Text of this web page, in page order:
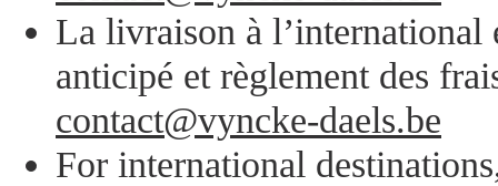
La livraison à l’international
anticipé et règlement des
contact@vyncke-daels.be
For international